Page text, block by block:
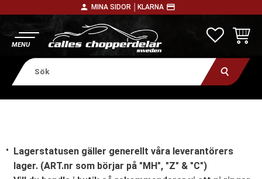
person MINA SIDOR │ KLARNA payment
Lagerstatusen gäller generellt våra leverantörers
lager. (ART.nr som börjar på "MH", "Z" & "C")